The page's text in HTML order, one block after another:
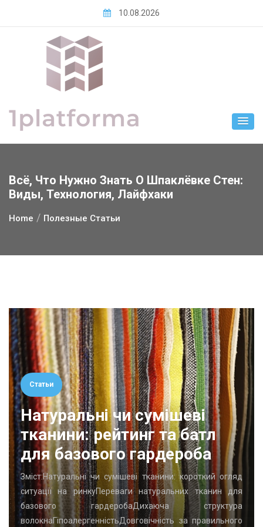
10.08.2026
Всё, Что Нужно Знать О Шпаклёвке Стен:
Виды, Технология, Лайфхаки
Home Полезные Статьи
Статьи
Натуральні чи сумішеві
тканини: рейтинг та батл
для базового гардероба
Зміст:Натуральні чи сумішеві тканини: короткий огляд
ситуації на ринкуПереваги натуральних тканин для
базового гардеробаДихаюча структура
волокнаГіпоалергенністьДовговічність за правильного